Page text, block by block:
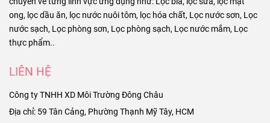
ong, lọc dầu ăn, lọc nước nuôi tôm, lọc hóa chất, Lọc nước sơn, Lọc
nước sạch, Lọc phòng sơn, Lọc phòng sạch, Lọc nước mắm, Lọc
thực phẩm..
LIÊN HỆ
Công ty TNHH XD Môi Trường Đông Châu
Địa chỉ: 59 Tân Cảng, Phường Thạnh Mỹ Tây, HCM